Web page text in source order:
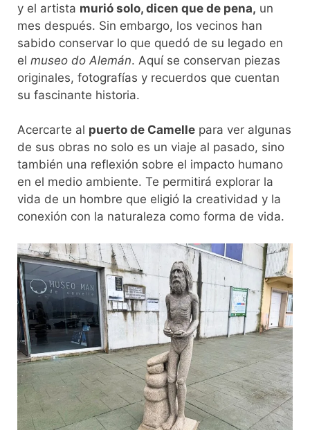
y el artista murió solo, dicen que de pena, un
mes después. Sin embargo, los vecinos han
sabido conservar lo que quedó de su legado en
el museo do Alemán. Aquí se conservan piezas
originales, fotografías y recuerdos que cuentan
su fascinante historia.
Acercarte al puerto de Camelle para ver algunas
de sus obras no solo es un viaje al pasado, sino
también una reflexión sobre el impacto humano
en el medio ambiente. Te permitirá explorar la
vida de un hombre que eligió la creatividad y la
conexión con la naturaleza como forma de vida.